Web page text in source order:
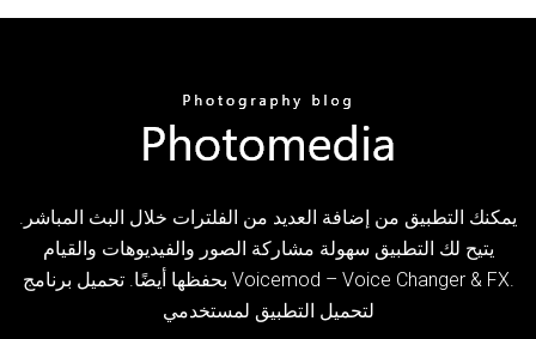
يمكنك التطبيق من إضافة العديد من الفلترات خلال البث المباشر.
يتيح لك التطبيق سهولة مشاركة الصور والفيديوهات والقيام
بحفظها أيضًا. تحميل برنامج Voicemod – Voice Changer & FX.
لتحميل التطبيق لمستخدمي